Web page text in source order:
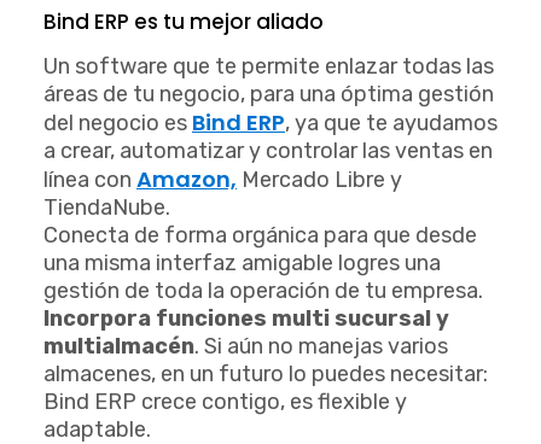
Bind ERP es tu mejor aliado
Un software que te permite enlazar todas las
áreas de tu negocio, para una óptima gestión
del negocio es Bind ERP, ya que te ayudamos
a crear, automatizar y controlar las ventas en
línea con Amazon, Mercado Libre y
TiendaNube.
Conecta de forma orgánica para que desde
una misma interfaz amigable logres una
gestión de toda la operación de tu empresa.
Incorpora funciones multi sucursal y
multialmacén. Si aún no manejas varios
almacenes, en un futuro lo puedes necesitar:
Bind ERP crece contigo, es flexible y
adaptable.